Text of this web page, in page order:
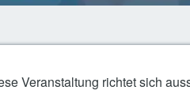
Veranstaltung richtet sich